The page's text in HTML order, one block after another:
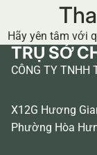
Hãy yên tâm với
TRỤ SỞ
CÔNG TY TNHH
X12G Hương
Phường Hòa